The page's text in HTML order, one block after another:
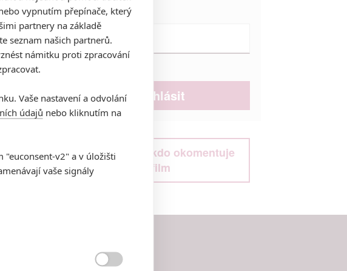
Heslo:
Buďte první kdo okomentuje
film
vypnutím přepínače, který
partnery na základě
seznam našich partnerů.
námitku proti zpracování
Vaše nastavení a odvolání
údajů nebo kliknutím na
"euconsent-v2" a v úložišti
vaše signály